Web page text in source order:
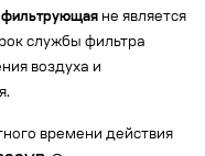
фильтрующая не является
службы фильтра
воздуха и
времени действия